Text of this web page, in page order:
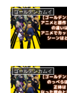
ゴールデンカムイ
ゴールデンカムイ